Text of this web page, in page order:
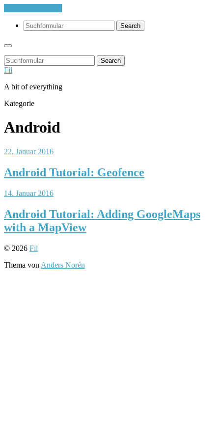
Search
Search
Fil
A bit of everything
Kategorie
Android
22. Januar 2016
Android Tutorial: Geofence
14. Januar 2016
Android Tutorial: Adding GoogleMaps
with a MapView
© 2026 Fil
Thema von Anders Norén